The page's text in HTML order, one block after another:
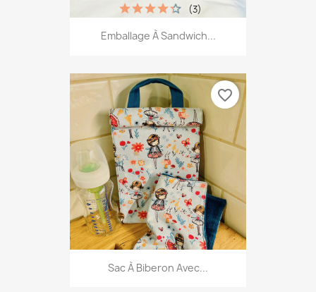
Emballage À Sandwich...
(3)
Sac À Biberon Avec...
favorite_border